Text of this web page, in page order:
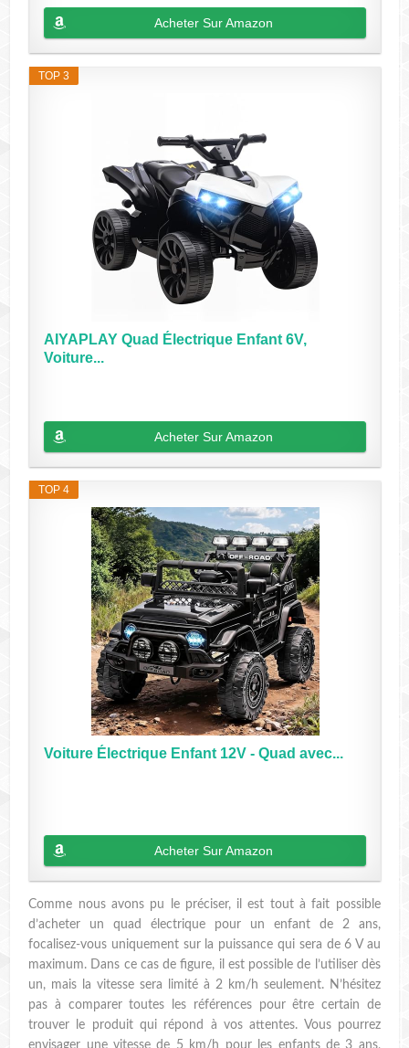
Acheter Sur Amazon
TOP 3
AIYAPLAY Quad Électrique Enfant 6V,
Voiture...
Acheter Sur Amazon
TOP 4
Voiture Électrique Enfant 12V - Quad avec...
Acheter Sur Amazon
Comme nous avons pu le préciser, il est tout à fait possible
d’acheter un quad électrique pour un enfant de 2 ans,
focalisez-vous uniquement sur la puissance qui sera de 6 V au
maximum. Dans ce cas de figure, il est possible de l’utiliser dès
un, mais la vitesse sera limité à 2 km/h seulement. N’hésitez
pas à comparer toutes les références pour être certain de
trouver le produit qui répond à vos attentes. Vous pourrez
envisager une vitesse de 5 km/h pour les enfants de 3 ans,